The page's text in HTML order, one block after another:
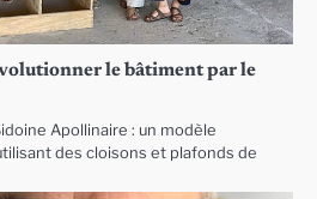
le bâtiment par le
Apollinaire : un modèle
des cloisons et plafonds de